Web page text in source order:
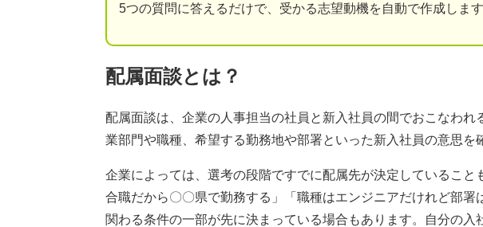
5つの質問に答えるだけで、受かる志望動機を自動で作成します
配属面談とは？
配属面談は、企業の人事担当の社員と新入社員の間でおこなわれ
業部門や職種、希望する勤務地や部署といった新入社員の意思を
企業によっては、選考の段階ですでに配属先が決定していること
合職だから〇〇県で勤務する」「職種はエンジニアだけれど部署
関わる条件の一部が先に決まっている場合もあります。自分の入